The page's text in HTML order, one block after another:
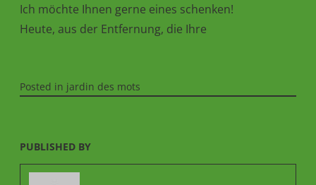
Ich möchte Ihnen gerne eines schenken!
Heute, aus der Entfernung, die Ihre
Posted in jardin des mots
PUBLISHED BY